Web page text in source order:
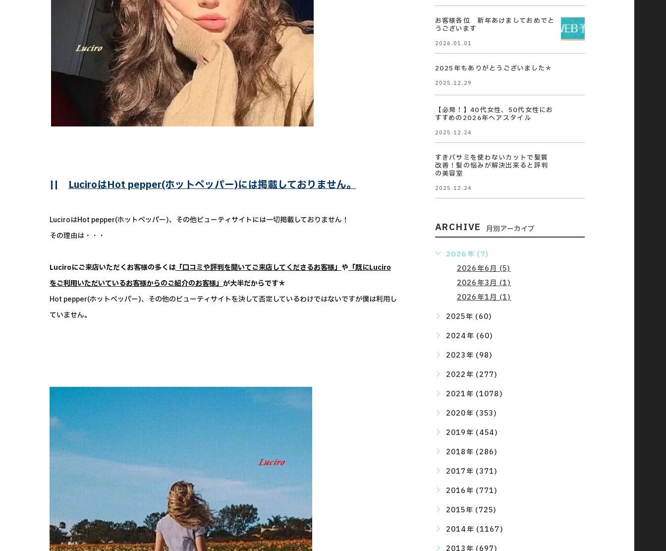
|| LuciroはHot pepper(ホットペッパー)には掲載しておりません。
LuciroはHot pepper(ホットペッパー)、その他ビューティサイトには一切掲載しておりません！
その理由は・・・
Luciroにご来店いただくお客様の多くは「口コミや評判を聞いてご来店してくださるお客様」 や 「既にLuciro
をご利用いただいているお客様からのご紹介のお客様」 が大半だからです＊
Hot pepper(ホットペッパー)、その他のビューティサイトを決して否定しているわけではないですが僕は利用し
ていません。
お客様各位 新年あけましておめでと
うございます
2026.01.01
2025年もありがとうございました＊
2025.12.29
【必見！】40代女性、50代女性にお
すすめの2026年ヘアスタイル
2025.12.24
すきバサミを使わないカットで髪質
改善！髪の悩みが解決出来ると評判
の美容室
2025.12.24
ARCHIVE 月別アーカイブ
2026年 (7)
2026年6月 (5)
2026年3月 (1)
2026年1月 (1)
2025年 (60)
2024年 (60)
2023年 (98)
2022年 (277)
2021年 (1078)
2020年 (353)
2019年 (454)
2018年 (286)
2017年 (371)
2016年 (771)
2015年 (725)
2014年 (1167)
2013年 (697)